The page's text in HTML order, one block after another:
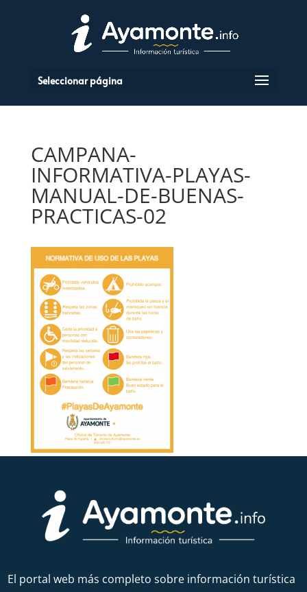
Seleccionar página
CAMPANA-
INFORMATIVA-PLAYAS-
MANUAL-DE-BUENAS-
PRACTICAS-02
El portal web más completo sobre información turística